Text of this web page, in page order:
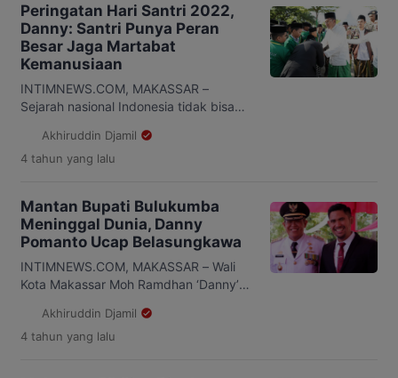
2022. Sitti Maesuri menyatakan
keinginannya untuk berkolaborasi
dengan Pemerintah Kota Makassar di
sektor pendidikan, utamanya STEM
atau Science, Technology, Engineering
and Mathematics. “Pemerintah […]
Peringatan Hari Santri 2022,
Danny: Santri Punya Peran
Besar Jaga Martabat
Kemanusiaan
INTIMNEWS.COM, MAKASSAR –
Sejarah nasional Indonesia tidak bisa
memiliki andil besar di setiap fase
perjalanan Indonesia yang berupaya
Ramdhan ‘Danny’ Pomanto saat
menjadi pembina upacara peringatan
Hari Santri 2022 di Anjungan Pantai
Losari, Makassar, Sabtu 22 Oktober
2022. “Santri dalam […]
Akhiruddin Djamil
4 tahun yang lalu
Mantan Bupati Bulukumba
Meninggal Dunia, Danny
Pomanto Ucap Belasungkawa
INTIMNEWS.COM, MAKASSAR – Wali
Kota Makassar Moh Ramdhan ‘Danny’
atas meninggalnya mantan Bupati
Bulukumba Andi Sukri A Sappewali.
Akhiruddin Djamil
4 tahun yang lalu